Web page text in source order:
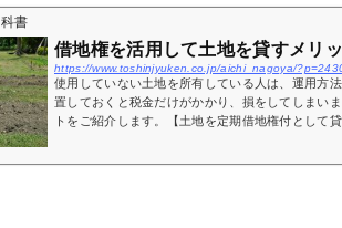
書
借地権を活用して土地を貸すメリ
https://www.toshinjyuken.co.jp/aichi_nagoya/
使用していない土地を所有している人は、運用方
置しておくと税金だけがかかり、損をしてしまい
トをご紹介します。【土地を定期借地権付として貸